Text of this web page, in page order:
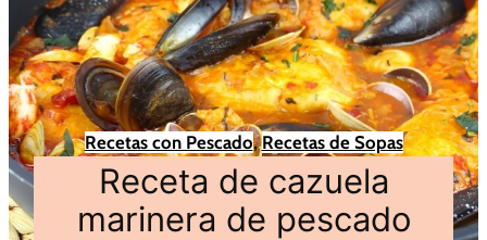
Recetas con Pescado, Recetas de Sopas
Receta de cazuela
marinera de pescado